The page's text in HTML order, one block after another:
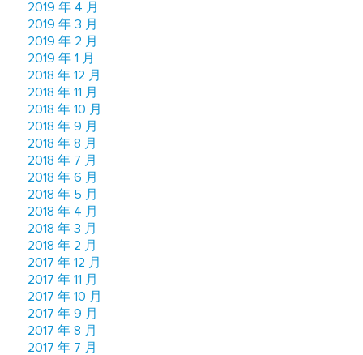
2019 年 4 月
2019 年 3 月
2019 年 2 月
2019 年 1 月
2018 年 12 月
2018 年 11 月
2018 年 10 月
2018 年 9 月
2018 年 8 月
2018 年 7 月
2018 年 6 月
2018 年 5 月
2018 年 4 月
2018 年 3 月
2018 年 2 月
2017 年 12 月
2017 年 11 月
2017 年 10 月
2017 年 9 月
2017 年 8 月
2017 年 7 月